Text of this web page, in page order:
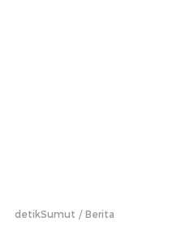
detikSumut Berita